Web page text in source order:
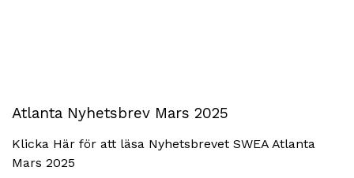
Atlanta Nyhetsbrev Mars 2025
Klicka Här för att läsa Nyhetsbrevet SWEA Atlanta
Mars 2025